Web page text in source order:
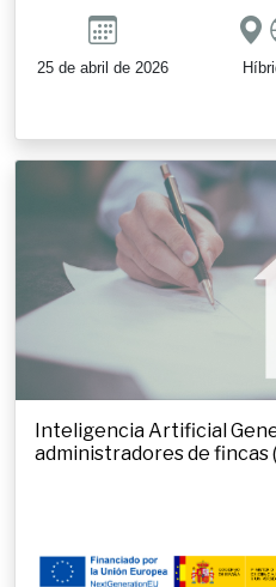
25 de abril de 2026
Inteligencia Artificial
administradores de fincas